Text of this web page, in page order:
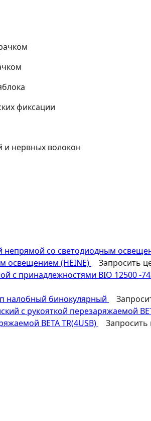
фиксации
и нервных волокон
освещением (HEINE)
Запросить
BIO 12500 -
налобный бинокулярный
BETA ТR(4USB)
Запросить